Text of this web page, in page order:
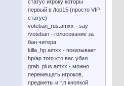
статус игроку которы
первый в /top15 (просто VIP
статус)
voteban_rus.amxx - say
/voteban - голосование за
бан читера
killa_hp.amxx - показывает
hp/ap того кто вас убил
grab_plus.amxx - можно
перемещать игроков,
предметы и т.п кнопкой